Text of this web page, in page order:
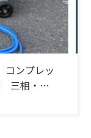
ンプレッ
三相・